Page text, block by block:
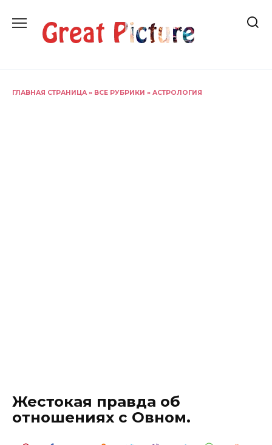
содержанию
ГЛАВНАЯ СТРАНИЦА » ВСЕ РУБРИКИ » АСТРОЛОГИЯ
Жестокая правда об
отношениях с Овном.